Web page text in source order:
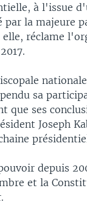
à l'issue
par la majeure
réclame
sa
que ses
Joseph
depuis
et la